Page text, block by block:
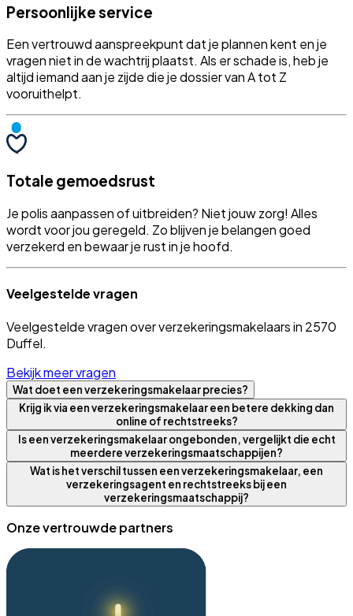
Persoonlijke service
Een vertrouwd aanspreekpunt dat je plannen kent en je
vragen niet in de wachtrij plaatst. Als er schade is, heb je
altijd iemand aan je zijde die je dossier van A tot Z
vooruithelpt.
Totale gemoedsrust
Je polis aanpassen of uitbreiden? Niet jouw zorg! Alles
wordt voor jou geregeld. Zo blijven je belangen goed
verzekerd en bewaar je rust in je hoofd.
Veelgestelde vragen
Veelgestelde vragen over verzekeringsmakelaars in 2570
Duffel.
Bekijk meer vragen
Wat doet een verzekeringsmakelaar precies?
Krijg ik via een verzekeringsmakelaar een betere dekking dan
online of rechtstreeks?
Is een verzekeringsmakelaar ongebonden, vergelijkt die echt
meerdere verzekeringsmaatschappijen?
Wat is het verschil tussen een verzekeringsmakelaar, een
verzekeringsagent en rechtstreeks bij een
verzekeringsmaatschappij?
Onze vertrouwde partners